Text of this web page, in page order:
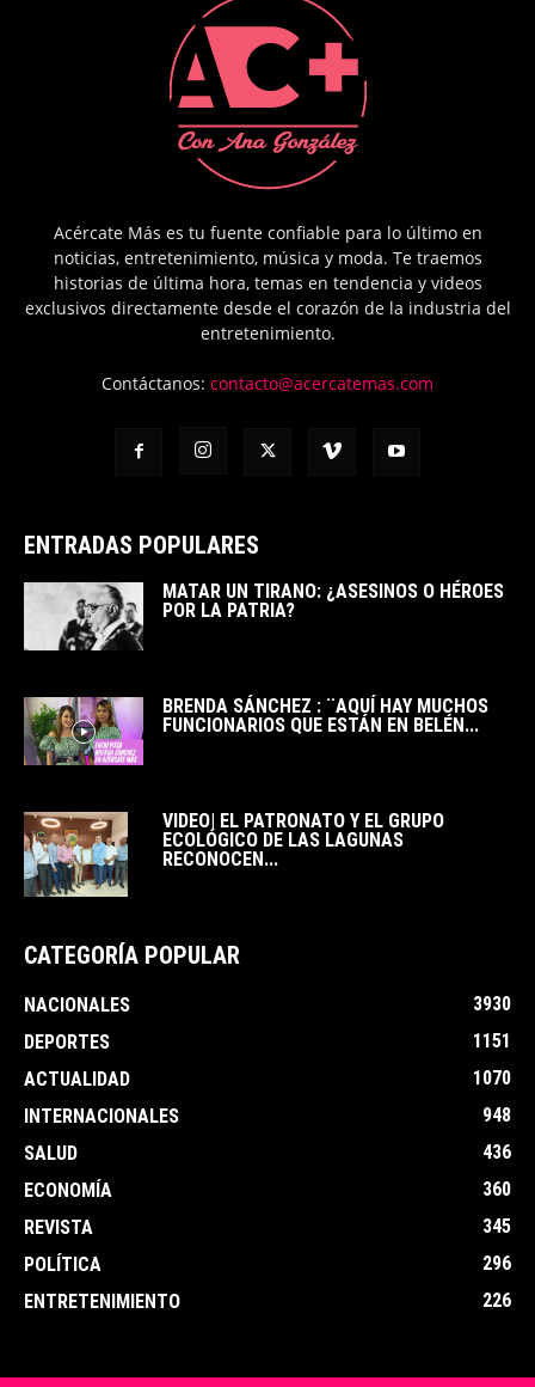
Acércate Más es tu fuente confiable para lo último en
noticias, entretenimiento, música y moda. Te traemos
historias de última hora, temas en tendencia y videos
exclusivos directamente desde el corazón de la industria del
entretenimiento.
Contáctanos: contacto@acercatemas.com
ENTRADAS POPULARES
MATAR UN TIRANO: ¿ASESINOS O HÉROES
POR LA PATRIA?
BRENDA SÁNCHEZ : ¨AQUÍ HAY MUCHOS
FUNCIONARIOS QUE ESTÁN EN BELÉN...
VIDEO| EL PATRONATO Y EL GRUPO
ECOLÓGICO DE LAS LAGUNAS
RECONOCEN...
CATEGORÍA POPULAR
NACIONALES
3930
DEPORTES
1151
ACTUALIDAD
1070
INTERNACIONALES
948
SALUD
436
ECONOMÍA
360
REVISTA
345
POLÍTICA
296
ENTRETENIMIENTO
226